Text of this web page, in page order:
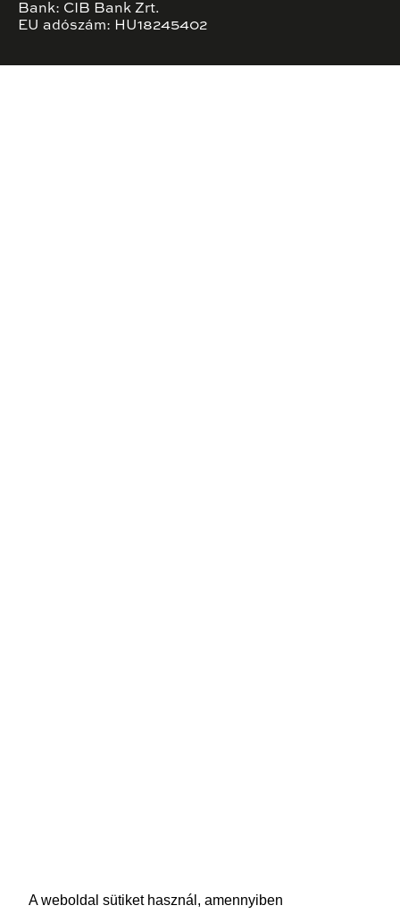
A weboldal sütiket használ, amennyiben
Bank: CIB Bank Zrt.
EU adószám: HU18245402